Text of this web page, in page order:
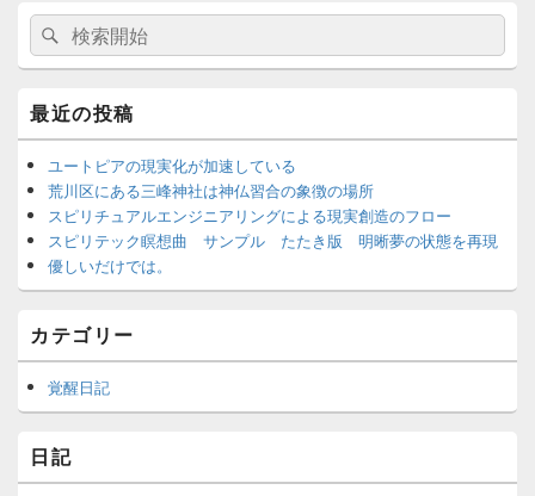
メ
ン
サ
ド
バ
ー
ウ
ェ
ッ
ト
リ
ア
検
索
対
象:
検
索
最近の投稿
ユートピアの現実化が加速している
荒川区にある三峰神社は神仏習合の象徴の場所
スピリチュアルエンジニアリングによる現実創造のフロー
スピリテック瞑想曲 サンプル たたき版 明晰夢の状態を再現
優しいだけでは。
カテゴリー
覚醒日記
日記